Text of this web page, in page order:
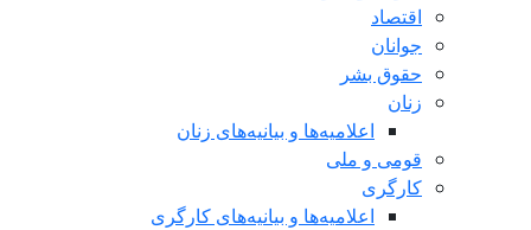
اقتصاد
جوانان
حقوق بشر
زنان
اعلامیه‌ها و بیانیه‌های زنان
قومی و ملی
کارگری
اعلامیه‌ها و بیانیه‌های کارگری